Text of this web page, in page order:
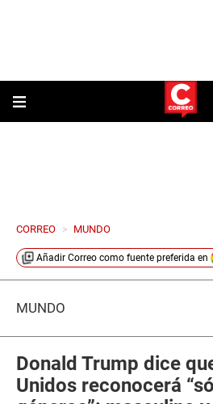
CORREO > MUNDO
Añadir Correo como fuente preferida en
MUNDO
Donald Trump dice
Unidos reconocerá